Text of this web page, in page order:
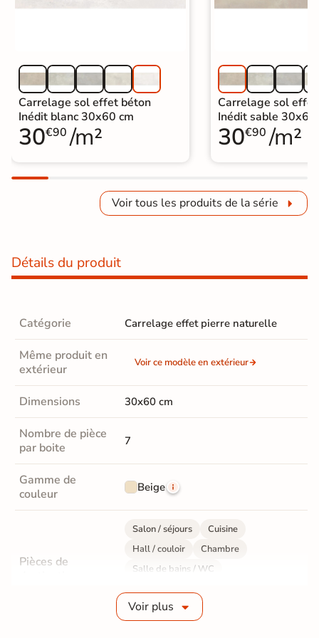
Carrelage sol effet béton
Inédit blanc 30x60 cm
30€90 /m²
Carrelage sol
Inédit sable 30x60
30€90 /m²
Voir tous les produits de la série
Détails du produit
Catégorie Carrelage effet pierre naturelle
Même produit en
extérieur
Voir ce modèle en extérieur
Dimensions 30x60 cm
Nombre de pièce
par boite
7
Gamme de
couleur
Beige
Pièces de
Salon / séjours
Cuisine
Hall / couloir
Chambre
Salle de bains / WC
Sol intérieur
Voir plus